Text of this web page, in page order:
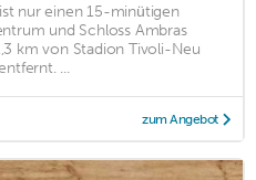
nur einen 15-minütigen
und Schloss Ambras
km von Stadion Tivoli-Neu
...
zum Angebot